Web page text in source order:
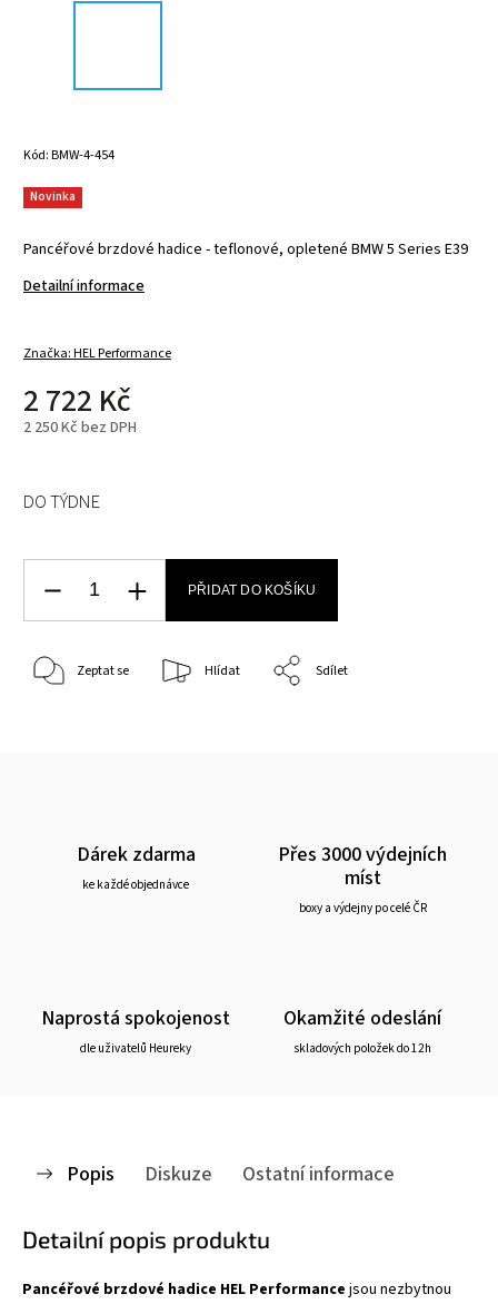
Kód:BMW-4-454
Pancéřové brzdové hadice - teflonové, opletené BMW 5 Series E39
Detailní informace
Novinka
Značka:HEL Performance
2 722 Kč
2 250 Kč bez DPH
DO TÝDNE
PŘIDAT DO KOŠÍKU
Zeptat se Hlídat Sdílet
Dárek zdarma
ke každé objednávce
Přes 3000 výdejních
míst
boxy a výdejny po celé ČR
Naprostá spokojenost
dle uživatelů Heureky
Okamžité odeslání
skladových položek do 12h
Popis Diskuze Ostatní informace
Detailní popis produktu
Pancéřové brzdové hadice HEL Performance jsou nezbytnou